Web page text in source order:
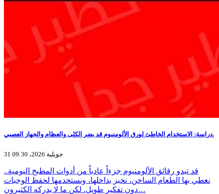
دراسة: الاستخدام الخاطئ لورق الألومنيوم قد يضر الكلى والعظام والجهاز العصبي.
31 جويلية 2026، 09:30
قد تبدو رقائق الألومنيوم جزءاً عادياً من أدوات المطبخ اليومية..
نغطي بها الطعام الساخن، نخبز بداخلها، ونستخدمها لحفظ الوجبات
دون تفكير طويل. لكن ما لا يدركه الكثيرون…